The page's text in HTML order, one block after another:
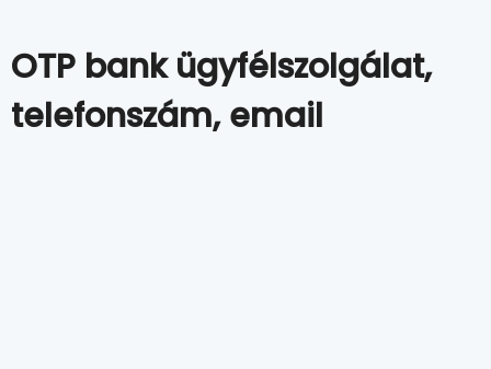
OTP bank ügyfélszolgálat,
telefonszám, email